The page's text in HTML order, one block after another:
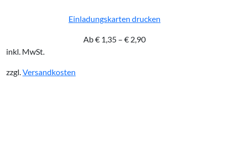
Einladungskarten drucken
Ab€ 1,35 – € 2,90
inkl. MwSt.
zzgl.Versandkosten